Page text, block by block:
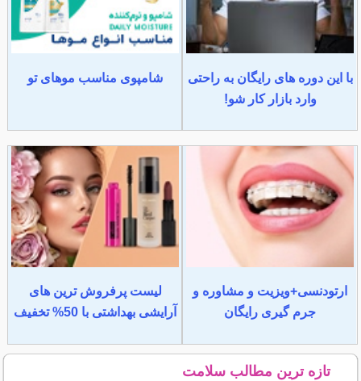
با این دوره های رایگان به راحتی
وارد بازار کار شو!
شامپوی مناسب موهای تو
ارتودنسی+ویزیت و مشاوره و
جرم گیری رایگان
لیست پرفروش ترین های
آرایشی بهداشتی با 50% تخفیف
تازه ترین مطالب سلامت